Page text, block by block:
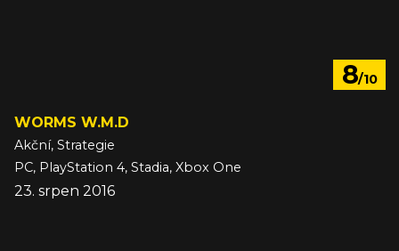
8/10
WORMS W.M.D
Akční, Strategie
PC, PlayStation 4, Stadia, Xbox One
23. srpen 2016